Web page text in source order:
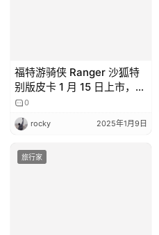
福特游骑侠 Ranger 沙狐特
别版皮卡 1 月 15 日上市，已
开启预订
0
rocky 2025年1月9日
旅行家